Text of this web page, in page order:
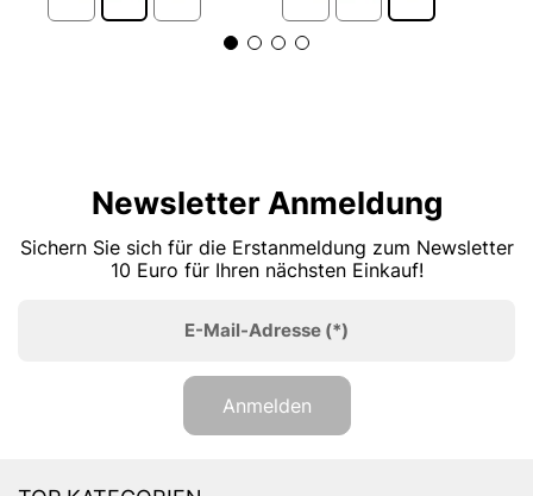
Newsletter Anmeldung
Sichern Sie sich für die Erstanmeldung zum Newsletter
10 Euro für Ihren nächsten Einkauf!
E-Mail-Adresse (*)
Anmelden